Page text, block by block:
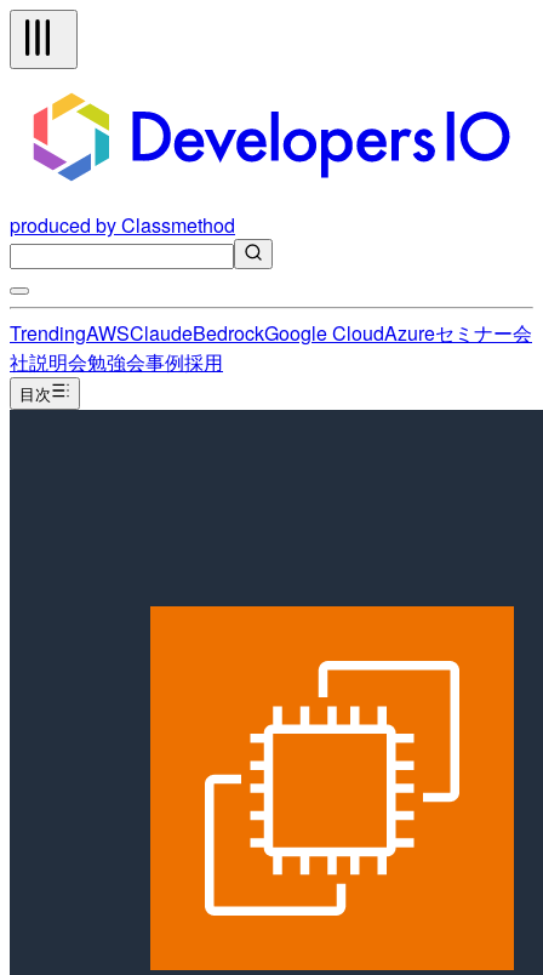
produced by Classmethod
TrendingAWSClaudeBedrockGoogle CloudAzureセミナー会
社説明会勉強会事例採用
目次